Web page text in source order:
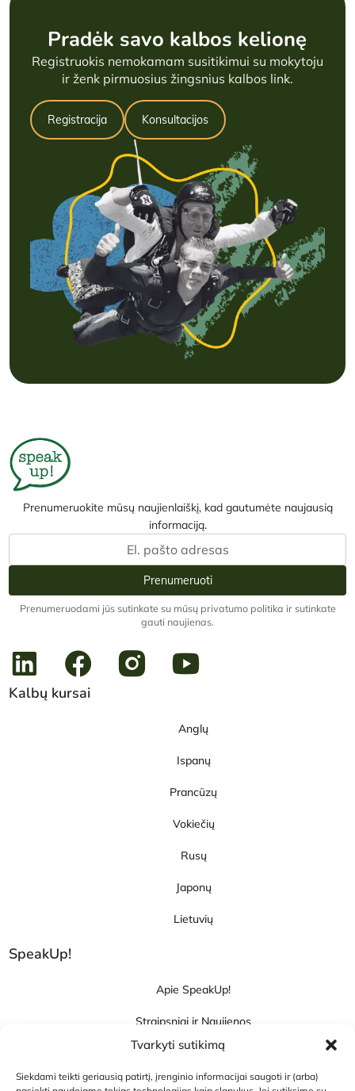
Tvarkyti sutikimą
Siekdami teikti geriausią patirtį, įrenginio informacijai saugoti ir (arba)
Pradėk savo kalbos kelionę
Registruokis nemokamam susitikimui su mokytoju
ir ženk pirmuosius žingsnius kalbos link.
Registracija Konsultacijos
Prenumeruokite mūsų naujienlaiškį, kad gautumėte naujausią
informaciją.
Prenumeruoti
Prenumeruodami jūs sutinkate su mūsų privatumo politika ir sutinkate
gauti naujienas.
Kalbų kursai
Anglų
Ispanų
Prancūzų
Vokiečių
Rusų
Japonų
Lietuvių
SpeakUp!
Apie SpeakUp!
Straipsniai ir Naujienos
Karjera
Kontaktai